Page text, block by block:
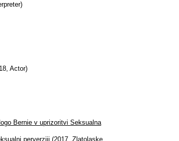
Actor)
Bernie v uprizoritvi Seksualna
perverziji (2017, Zlatolaske